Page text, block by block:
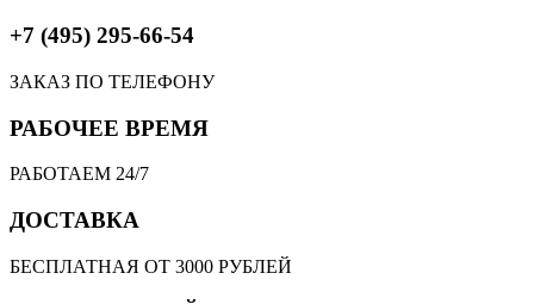
+7 (495) 295-66-54
ЗАКАЗ ПО ТЕЛЕФОНУ
РАБОЧЕЕ ВРЕМЯ
РАБОТАЕМ 24/7
ДОСТАВКА
БЕСПЛАТНАЯ ОТ 3000 РУБЛЕЙ